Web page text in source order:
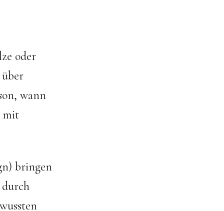
oder
wann
mit
bringen